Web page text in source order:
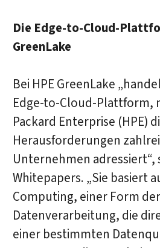
Die Edge-to-Cloud-
GreenLake
Bei HPE GreenLake
Edge-to-Cloud-Plattform,
Packard Enterprise (HPE)
Herausforderungen
Unternehmen adressiert“,
Whitepapers. „Sie basiert
Computing, einer Form der
Datenverarbeitung, die
einer bestimmten